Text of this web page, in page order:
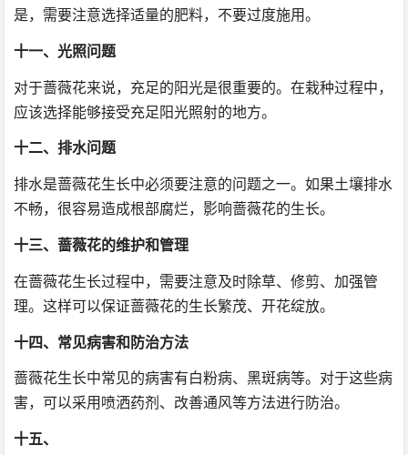
是，需要注意选择适量的肥料，不要过度施用。
十一、光照问题
对于蔷薇花来说，充足的阳光是很重要的。在栽种过程中，
应该选择能够接受充足阳光照射的地方。
十二、排水问题
排水是蔷薇花生长中必须要注意的问题之一。如果土壤排水
不畅，很容易造成根部腐烂，影响蔷薇花的生长。
十三、蔷薇花的维护和管理
在蔷薇花生长过程中，需要注意及时除草、修剪、加强管
理。这样可以保证蔷薇花的生长繁茂、开花绽放。
十四、常见病害和防治方法
蔷薇花生长中常见的病害有白粉病、黑斑病等。对于这些病
害，可以采用喷洒药剂、改善通风等方法进行防治。
十五、